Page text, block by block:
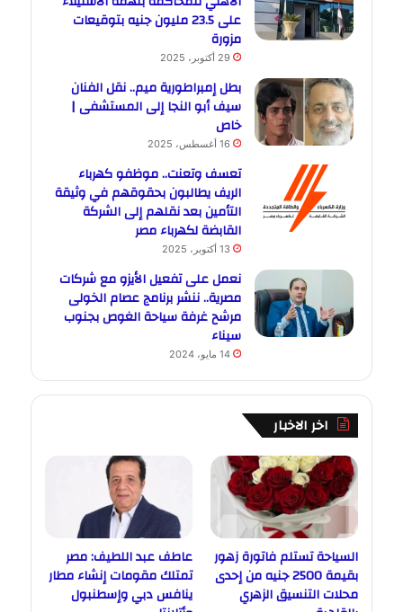
على 23.5 مليون جنيه بتوقيعات
مزورة
29 أكتوبر، 2025
بطل إمبراطورية ميم.. نقل الفنان
سيف أبو النجا إلى المستشفى |
خاص
16 أغسطس، 2025
تعسف وتعنت.. موظفو كهرباء
الريف يطالبون بحقوقهم في وثيقة
التأمين بعد نقلهم إلى الشركة
القابضة لكهرباء مصر
13 أكتوبر، 2025
نعمل على تفعيل الأيزو مع شركات
مصرية.. ننشر برنامج عصام الخولى
مرشح غرفة سياحة الغوص بجنوب
سيناء
14 مايو، 2024
اخر الاخبار
السياحة تستلم فاتورة زهور
بقيمة 2500 جنيه من إحدى
محلات التنسيق الزهري
عاطف عبد اللطيف: مصر
تمتلك مقومات إنشاء مطار
ينافس دبي وإسطنبول